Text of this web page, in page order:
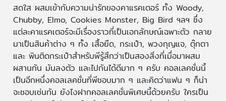
สดใส ผสมเข้ากับความน่ารักของคาแรคเตอร์ ทั้ง Woody,
Chubby, Elmo, Cookies Monster, Big Bird ฯลฯ ซึ่ง
แต่ละคาแรคเตอร์จะมีเรื่องราวที่เป็นเอกลักษณ์เฉพาะตัว กลาย
มาเป็นสินค้าต่าง ๆ ทั้ง เสื้อยืด, กระเป๋า, พวงกุญแจ, ตุ๊กตา
และ พินติดกระเป๋าสำหรับพีรู้สึกว่าเป็นสองสิ่งที่เมื่อมาผสม
ผสานกัน มันลงตัว และไปกันได้ดีมาก ๆ ครับ คอลเลคชั่นนี้
เป็นอีกหนึ่งคอลเลคชั่นที่พีชอบมาก ๆ และคิดว่าแฟน ๆ ก็น่า
จะชอบเช่นกัน ยังไงฝากคอลเลคชั่นพิเศษนี้ด้วยครับ ใครเป็น